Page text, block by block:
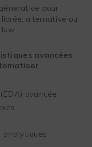
pour
alternative ou
avancées
avancée.
analytiques